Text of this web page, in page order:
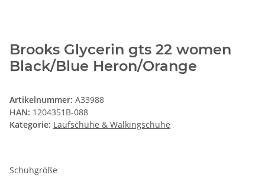
Brooks Glycerin gts 22 women
Black/Blue Heron/Orange
Artikelnummer: A33988
HAN: 1204351B-088
Kategorie: Laufschuhe & Walkingschuhe
Schuhgröße